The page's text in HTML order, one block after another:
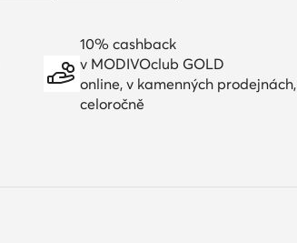
10% cashback
v MODIVOclub GOLD
online, v kamenných prodejnách,
celoročně